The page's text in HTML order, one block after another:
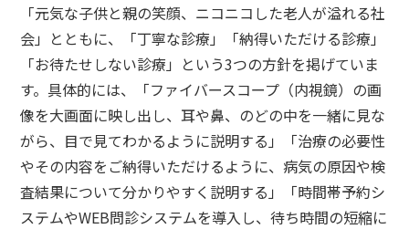
「元気な子供と親の笑顔、ニコニコした老人が溢れる社
会」とともに、「丁寧な診療」「納得いただける診療」
「お待たせしない診療」という3つの方針を掲げていま
す。具体的には、「ファイバースコープ（内視鏡）の画
像を大画面に映し出し、耳や鼻、のどの中を一緒に見な
がら、目で見てわかるように説明する」「治療の必要性
やその内容をご納得いただけるように、病気の原因や検
査結果について分かりやすく説明する」「時間帯予約シ
ステムやWEB問診システムを導入し、待ち時間の短縮に